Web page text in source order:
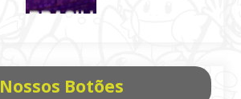
Nossos Botões